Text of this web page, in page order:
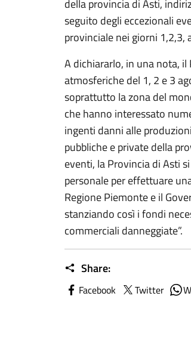
della provincia di Asti,
seguito degli eccezionali
provinciale nei giorni 1,2,3,
A dichiararlo, in una nota,
atmosferiche del 1, 2 e 3
soprattutto la zona del
che hanno interessato
ingenti danni alle
pubbliche e private della
eventi, la Provincia di Asti
personale per effettuare
Regione Piemonte e il
stanziando così i fondi
commerciali danneggiate”.
Share:
Facebook Twitter